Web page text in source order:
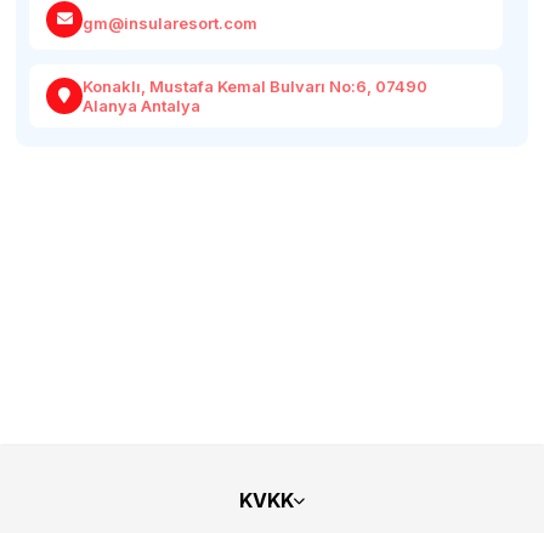
gm@insularesort.com
Konaklı, Mustafa Kemal Bulvarı No:6, 07490
Alanya Antalya
KVKK